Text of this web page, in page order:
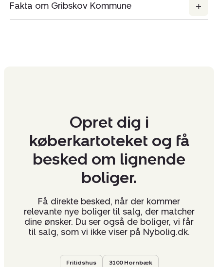
Fakta om Gribskov Kommune
Opret dig i
køberkartoteket og få
besked om lignende
boliger.
Få direkte besked, når der kommer
relevante nye boliger til salg, der matcher
dine ønsker. Du ser også de boliger, vi får
til salg, som vi ikke viser på Nybolig.dk.
Fritidshus 3100 Hornbæk